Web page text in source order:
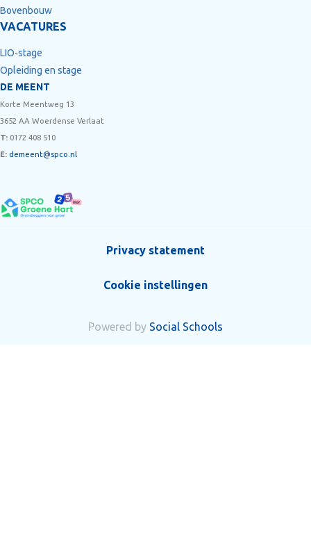
Bovenbouw
VACATURES
LIO-stage
Opleiding en stage
DE MEENT
Korte Meentweg 13
3652 AA Woerdense Verlaat
T: 0172 408 510
E: demeent@spco.nl
Privacy statement
Cookie instellingen
Powered by Social Schools